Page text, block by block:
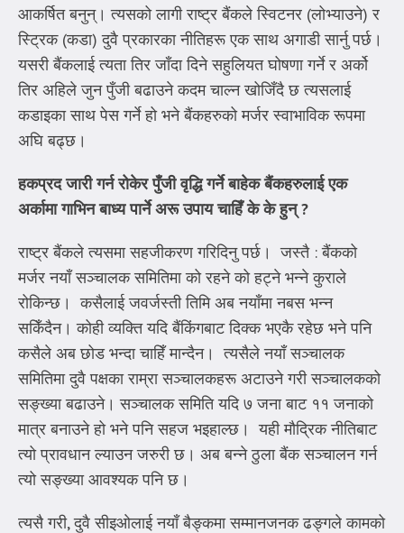
आकर्षित बनुन्। त्यसको लागी राष्ट्र बैंकले स्विटनर (लोभ्याउने) र
स्ट्रिक (कडा) दुवै प्रकारका नीतिहरू एक साथ अगाडी सार्नु पर्छ।
यसरी बैंकलाई त्यता तिर जाँदा दिने सहुलियत घोषणा गर्ने र अर्को
तिर अहिले जुन पुँजी बढाउने कदम चाल्न खोजिँदै छ त्यसलाई
कडाइका साथ पेस गर्ने हो भने बैंकहरुको मर्जर स्वाभाविक रूपमा
अघि बढ्छ।
हकप्रद जारी गर्न रोकेर पुँजी वृद्धि गर्ने बाहेक बैंकहरुलाई एक
अर्कामा गाभिन बाध्य पार्ने अरू उपाय चाहिँ के के हुन्?
राष्ट्र बैंकले त्यसमा सहजीकरण गरिदिनु पर्छ। जस्तै : बैंकको
मर्जर नयाँ सञ्चालक समितिमा को रहने को हट्ने भन्ने कुराले
रोकिन्छ। कसैलाई जवर्जस्ती तिमि अब नयाँमा नबस भन्न
सकिँदैन। कोही व्यक्ति यदि बैंकिंगबाट दिक्क भएकै रहेछ भने पनि
कसैले अब छोड भन्दा चाहिँ मान्दैन। त्यसैले नयाँ सञ्चालक
समितिमा दुवै पक्षका राम्रा सञ्चालकहरू अटाउने गरी सञ्चालकको
सङ्ख्या बढाउने। सञ्चालक समिति यदि ७ जना बाट ११ जनाको
मात्र बनाउने हो भने पनि सहज भइहाल्छ। यही मौद्रिक नीतिबाट
त्यो प्रावधान ल्याउन जरुरी छ। अब बन्ने ठुला बैंक सञ्चालन गर्न
त्यो सङ्ख्या आवश्यक पनि छ।
त्यसै गरी, दुवै सीइओलाई नयाँ बैङ्कमा सम्मानजनक ढङ्गले कामको